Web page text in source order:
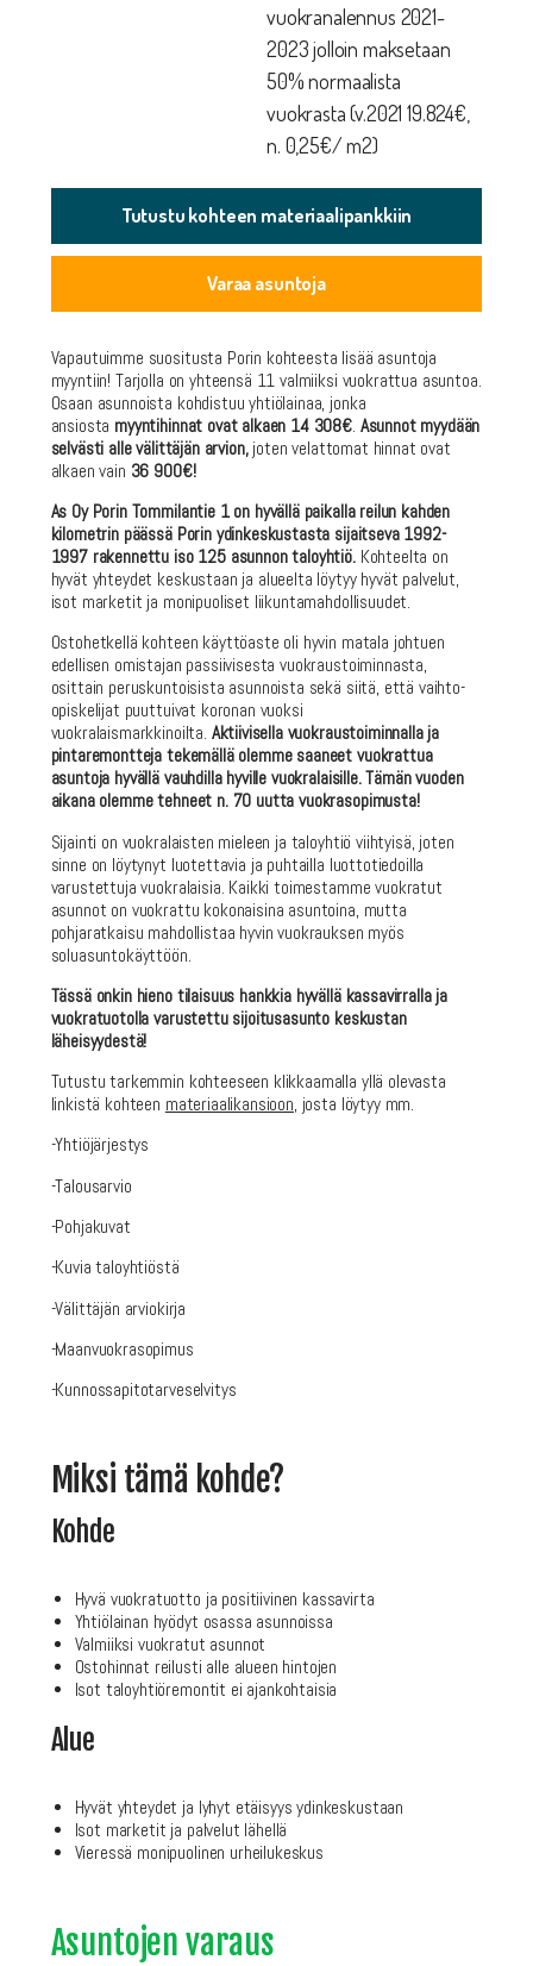
vuokranalennus 2021-
2023 jolloin maksetaan
50% normaalista
vuokrasta (v.2021 19.824€,
n. 0,25€/ m2)
Tutustu kohteen materiaalipankkiin
Varaa asuntoja
Vapautuimme suositusta Porin kohteesta lisää asuntoja
myyntiin! Tarjolla on yhteensä 11 valmiiksi vuokrattua asuntoa.
Osaan asunnoista kohdistuu yhtiölainaa, jonka
ansiosta myyntihinnat ovat alkaen 14 308€. Asunnot myydään
selvästi alle välittäjän arvion,joten velattomat hinnat ovat
alkaen vain 36 900€!
As Oy Porin Tommilantie 1 on hyvällä paikalla reilun kahden
kilometrin päässä Porin ydinkeskustasta sijaitseva 1992-
1997 rakennettu iso 125 asunnon taloyhtiö.Kohteelta on
hyvät yhteydet keskustaan ja alueelta löytyy hyvät palvelut,
isot marketit ja monipuoliset liikuntamahdollisuudet.
Ostohetkellä kohteen käyttöaste oli hyvin matala johtuen
edellisen omistajan passiivisesta vuokraustoiminnasta,
osittain peruskuntoisista asunnoista sekä siitä, että vaihto-
opiskelijat puuttuivat koronan vuoksi
vuokralaismarkkinoilta. Aktiivisella vuokraustoiminnalla ja
pintaremontteja tekemällä olemme saaneet vuokrattua
asuntoja hyvällä vauhdilla hyville vuokralaisille. Tämän vuoden
aikana olemme tehneet n. 70 uutta vuokrasopimusta!
Sijainti on vuokralaisten mieleen ja taloyhtiö viihtyisä, joten
sinne on löytynyt luotettavia ja puhtailla luottotiedoilla
varustettuja vuokralaisia. Kaikki toimestamme vuokratut
asunnot on vuokrattu kokonaisina asuntoina, mutta
pohjaratkaisu mahdollistaa hyvin vuokrauksen myös
soluasuntokäyttöön.
Tässä onkin hieno tilaisuus hankkia hyvällä kassavirralla ja
vuokratuotolla varustettu sijoitusasunto keskustan
läheisyydestä!
Tutustu tarkemmin kohteeseen klikkaamalla yllä olevasta
linkistä kohteen materiaalikansioon, josta löytyy mm.
-Yhtiöjärjestys
-Talousarvio
-Pohjakuvat
-Kuvia taloyhtiöstä
-Välittäjän arviokirja
-Maanvuokrasopimus
-Kunnossapitotarveselvitys
Miksi tämä kohde?
Kohde
Hyvä vuokratuotto ja positiivinen kassavirta
Yhtiölainan hyödyt osassa asunnoissa
Valmiiksi vuokratut asunnot
Ostohinnat reilusti alle alueen hintojen
Isot taloyhtiöremontit ei ajankohtaisia
Alue
Hyvät yhteydet ja lyhyt etäisyys ydinkeskustaan
Isot marketit ja palvelut lähellä
Vieressä monipuolinen urheilukeskus
Asuntojen varaus